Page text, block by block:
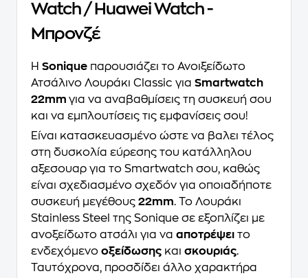
Watch / Huawei Watch -
Μπρονζέ
Η Sonique παρουσιάζει το Ανοιξείδωτο
Ατσάλινο Λουράκι Classic για Smartwatch
22mm για να αναβαθμίσεις τη συσκευή σου
και να εμπλουτίσεις τις εμφανίσεις σου!
Είναι κατασκευασμένο ώστε να βαλει τέλος
στη δυσκολία εύρεσης του κατάλληλου
αξεσουαρ για το Smartwatch σου, καθώς
είναι σχεδιασμένο σχεδόν για οποιαδήποτε
συσκευή μεγέθους 22mm. Το Λουράκι
Stainless Steel της Sonique σε εξοπλίζει με
ανοξείδωτο ατσάλι για να αποτρέψει το
ενδεχόμενο οξείδωσης και σκουριάς.
Ταυτόχρονα, προσδίδει άλλο χαρακτήρα